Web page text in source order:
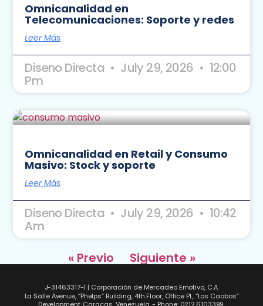
Omnicanalidad en
Telecomunicaciones: Soporte y redes
Leer Más
Diseno Directa July 29, 2026 12:00
Pm
Omnicanalidad en Retail y Consumo
Masivo: Stock y soporte
Leer Más
Diseno Directa July 29, 2026 10:42
Am
« Previo
Siguiente »
J-31463317-1 | Corporación de Mercadeo Emotivo, C.A.
La Salle Avenue, “Phelps” Building, 4th Floor, Office PL, “Los Caobos”